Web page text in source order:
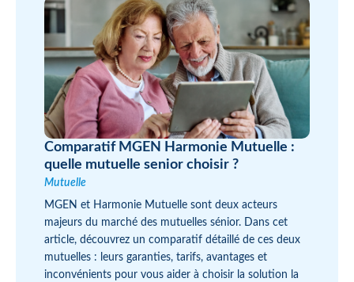
Comparatif MGEN Harmonie Mutuelle :
quelle mutuelle senior choisir ?
Mutuelle
MGEN et Harmonie Mutuelle sont deux acteurs
majeurs du marché des mutuelles sénior. Dans cet
article, découvrez un comparatif détaillé de ces deux
mutuelles : leurs garanties, tarifs, avantages et
inconvénients pour vous aider à choisir la solution la